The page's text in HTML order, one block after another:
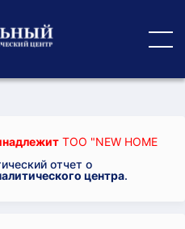
ТОО "NEW HOME
отчет о
центра.